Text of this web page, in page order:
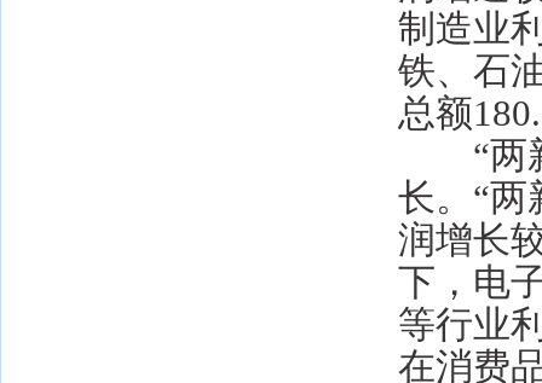
制造业
铁、石
总额
“两新
长。“两
润增长
下，电
等行业
在消费